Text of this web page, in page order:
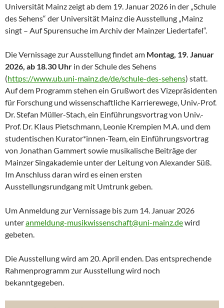
Universität Mainz zeigt ab dem 19. Januar 2026 in der „Schule
des Sehens“ der Universität Mainz die Ausstellung „Mainz
singt – Auf Spurensuche im Archiv der Mainzer Liedertafel“.
Die Vernissage zur Ausstellung findet am Montag, 19. Januar
2026, ab 18.30 Uhr in der Schule des Sehens
(https://www.ub.uni-mainz.de/de/schule-des-sehens) statt.
Auf dem Programm stehen ein Grußwort des Vizepräsidenten
für Forschung und wissenschaftliche Karrierewege, Univ.-Prof.
Dr. Stefan Müller-Stach, ein Einführungsvortrag von Univ.-
Prof. Dr. Klaus Pietschmann, Leonie Krempien M.A. und dem
studentischen Kurator*innen-Team, ein Einführungsvortrag
von Jonathan Gammert sowie musikalische Beiträge der
Mainzer Singakademie unter der Leitung von Alexander Süß.
Im Anschluss daran wird es einen ersten
Ausstellungsrundgang mit Umtrunk geben.
Um Anmeldung zur Vernissage bis zum 14. Januar 2026
unteranmeldung-musikwissenschaft@uni-mainz.dewird
gebeten.
Die Ausstellung wird am 20. April enden. Das entsprechende
Rahmenprogramm zur Ausstellung wird noch
bekanntgegeben.